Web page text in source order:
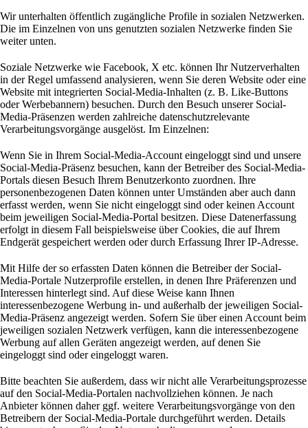
Wir unterhalten öffentlich zugängliche Profile in sozialen Netzwerken.
Die im Einzelnen von uns genutzten sozialen Netzwerke finden Sie
weiter unten.
Soziale Netzwerke wie Facebook, X etc. können Ihr Nutzerverhalten
in der Regel umfassend analysieren, wenn Sie deren Website oder eine
Website mit integrierten Social-Media-Inhalten (z. B. Like-Buttons
oder Werbebannern) besuchen. Durch den Besuch unserer Social-
Media-Präsenzen werden zahlreiche datenschutzrelevante
Verarbeitungsvorgänge ausgelöst. Im Einzelnen:
Wenn Sie in Ihrem Social-Media-Account eingeloggt sind und unsere
Social-Media-Präsenz besuchen, kann der Betreiber des Social-Media-
Portals diesen Besuch Ihrem Benutzerkonto zuordnen. Ihre
personenbezogenen Daten können unter Umständen aber auch dann
erfasst werden, wenn Sie nicht eingeloggt sind oder keinen Account
beim jeweiligen Social-Media-Portal besitzen. Diese Datenerfassung
erfolgt in diesem Fall beispielsweise über Cookies, die auf Ihrem
Endgerät gespeichert werden oder durch Erfassung Ihrer IP-Adresse.
Mit Hilfe der so erfassten Daten können die Betreiber der Social-
Media-Portale Nutzerprofile erstellen, in denen Ihre Präferenzen und
Interessen hinterlegt sind. Auf diese Weise kann Ihnen
interessenbezogene Werbung in- und außerhalb der jeweiligen Social-
Media-Präsenz angezeigt werden. Sofern Sie über einen Account beim
jeweiligen sozialen Netzwerk verfügen, kann die interessenbezogene
Werbung auf allen Geräten angezeigt werden, auf denen Sie
eingeloggt sind oder eingeloggt waren.
Bitte beachten Sie außerdem, dass wir nicht alle Verarbeitungsprozesse
auf den Social-Media-Portalen nachvollziehen können. Je nach
Anbieter können daher ggf. weitere Verarbeitungsvorgänge von den
Betreibern der Social-Media-Portale durchgeführt werden. Details